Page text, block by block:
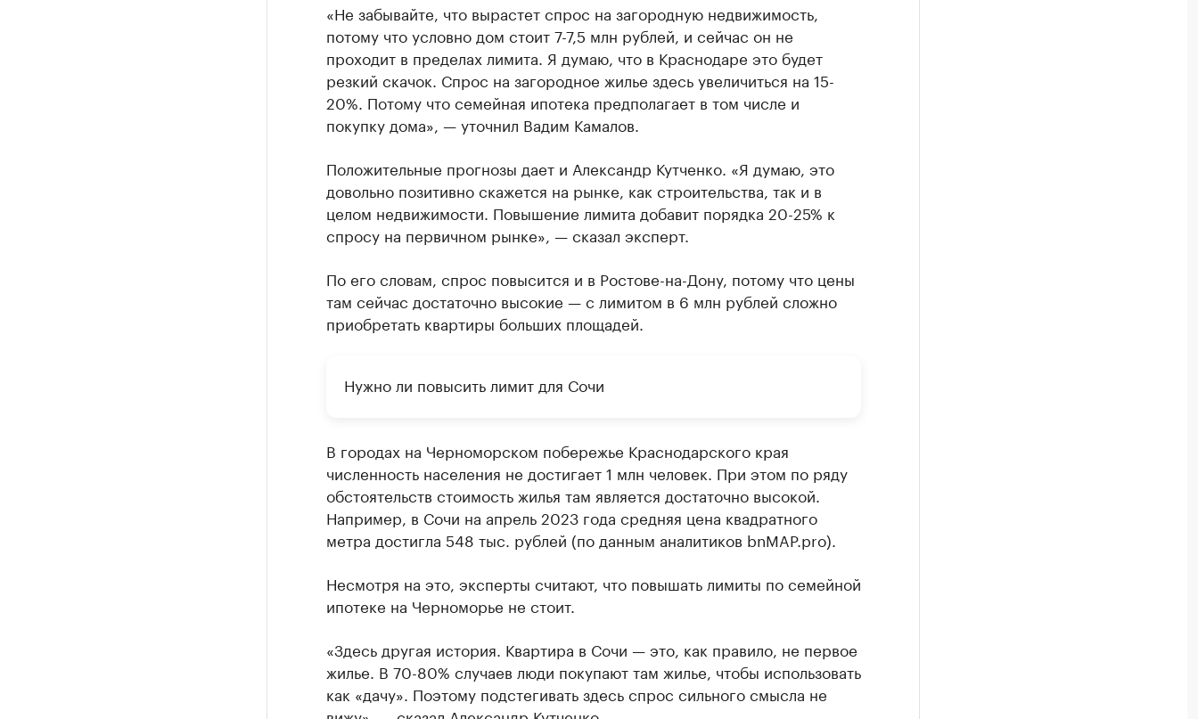
«Не забывайте, что вырастет спрос на загородную недвижимость,
потому что условно дом стоит 7-7,5 млн рублей, и сейчас он не
проходит в пределах лимита. Я думаю, что в Краснодаре это будет
резкий скачок. Спрос на загородное жилье здесь увеличиться на 15-
20%. Потому что семейная ипотека предполагает в том числе и
покупку дома», — уточнил Вадим Камалов.
Положительные прогнозы дает и Александр Кутченко. «Я думаю, это
довольно позитивно скажется на рынке, как строительства, так и в
целом недвижимости. Повышение лимита добавит порядка 20-25% к
спросу на первичном рынке», — сказал эксперт.
По его словам, спрос повысится и в Ростове-на-Дону, потому что цены
там сейчас достаточно высокие — с лимитом в 6 млн рублей сложно
приобретать квартиры больших площадей.
Нужно ли повысить лимит для Сочи
В городах на Черноморском побережье Краснодарского края
численность населения не достигает 1 млн человек. При этом по ряду
обстоятельств стоимость жилья там является достаточно высокой.
Например, в Сочи на апрель 2023 года средняя цена квадратного
метра достигла 548 тыс. рублей (по данным аналитиков bnMAP.pro).
Несмотря на это, эксперты считают, что повышать лимиты по семейной
ипотеке на Черноморье не стоит.
«Здесь другая история. Квартира в Сочи — это, как правило, не первое
жилье. В 70-80% случаев люди покупают там жилье, чтобы использовать
как «дачу». Поэтому подстегивать здесь спрос сильного смысла не